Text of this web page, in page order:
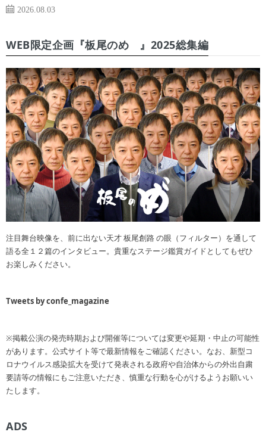
2026.08.03
WEB限定企画『板尾のめ゙』2025総集編
注目舞台映像を、前に出ない天才 板尾創路 の眼（フィルター）を通して
語る全１２篇のインタビュー。貴重なステージ鑑賞ガイドとしてもぜひ
お楽しみください。
Tweets by confe_magazine
※掲載公演の発売時期および開催等については変更や延期・中止の可能性
があります。公式サイト等で最新情報をご確認ください。なお、新型コ
ロナウイルス感染拡大を受けて発表される政府や自治体からの外出自粛
要請等の情報にもご注意いただき、慎重な行動を心がけるようお願いい
たします。
ADS